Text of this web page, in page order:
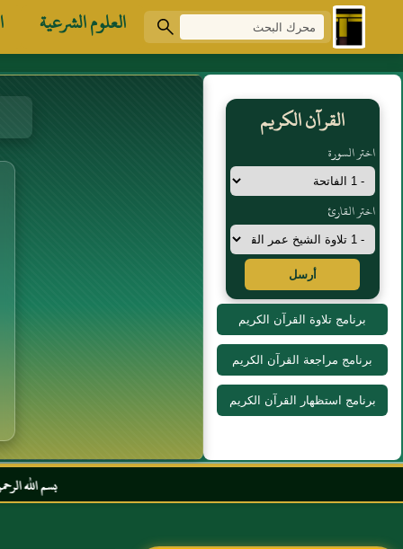
العلوم الشرعية
القرآن الكريم
اختر السورة
اختر القارئ
أرسل
برنامج تلاوة القرآن الكريم
برنامج مراجعة القرآن الكريم
برنامج استظهار القرآن الكريم
بسم الله الرحمن الرحيم